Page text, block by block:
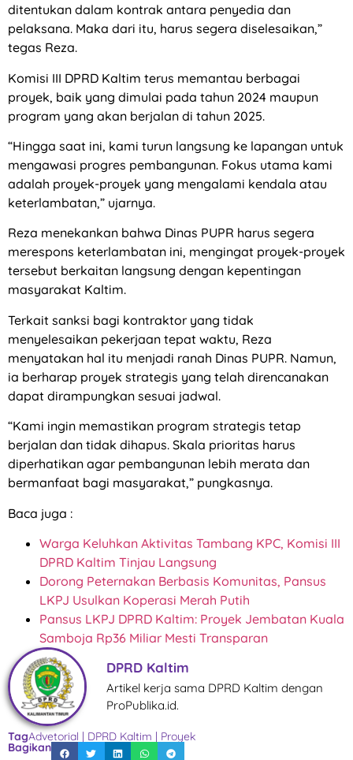
ditentukan dalam kontrak antara penyedia dan
pelaksana. Maka dari itu, harus segera diselesaikan,”
tegas Reza.
Komisi III DPRD Kaltim terus memantau berbagai
proyek, baik yang dimulai pada tahun 2024 maupun
program yang akan berjalan di tahun 2025.
“Hingga saat ini, kami turun langsung ke lapangan untuk
mengawasi progres pembangunan. Fokus utama kami
adalah proyek-proyek yang mengalami kendala atau
keterlambatan,” ujarnya.
Reza menekankan bahwa Dinas PUPR harus segera
merespons keterlambatan ini, mengingat proyek-proyek
tersebut berkaitan langsung dengan kepentingan
masyarakat Kaltim.
Terkait sanksi bagi kontraktor yang tidak
menyelesaikan pekerjaan tepat waktu, Reza
menyatakan hal itu menjadi ranah Dinas PUPR. Namun,
ia berharap proyek strategis yang telah direncanakan
dapat dirampungkan sesuai jadwal.
“Kami ingin memastikan program strategis tetap
berjalan dan tidak dihapus. Skala prioritas harus
diperhatikan agar pembangunan lebih merata dan
bermanfaat bagi masyarakat,” pungkasnya.
Baca juga :
Warga Keluhkan Aktivitas Tambang KPC, Komisi III
DPRD Kaltim Tinjau Langsung
Dorong Peternakan Berbasis Komunitas, Pansus
LKPJ Usulkan Koperasi Merah Putih
Pansus LKPJ DPRD Kaltim: Proyek Jembatan Kuala
Samboja Rp36 Miliar Mesti Transparan
DPRD Kaltim
Artikel kerja sama DPRD Kaltim dengan
ProPublika.id.
TagAdvetorial | DPRD Kaltim | Proyek
Bagikan